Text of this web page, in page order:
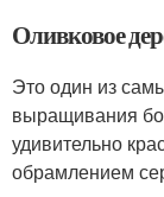
Оливковое
Это один из
выращивания
удивительно
обрамлением